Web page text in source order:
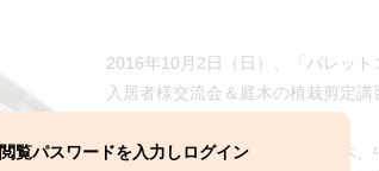
閲覧パスワードを入力しログイン
2016年10月2日（日）、「パレッ
入居者様交流会＆庭木の植栽剪定講
こちらの分譲地のお庭には、高木